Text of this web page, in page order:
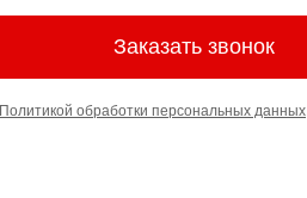
Заказать звонок
Политикой обработки персональных данных